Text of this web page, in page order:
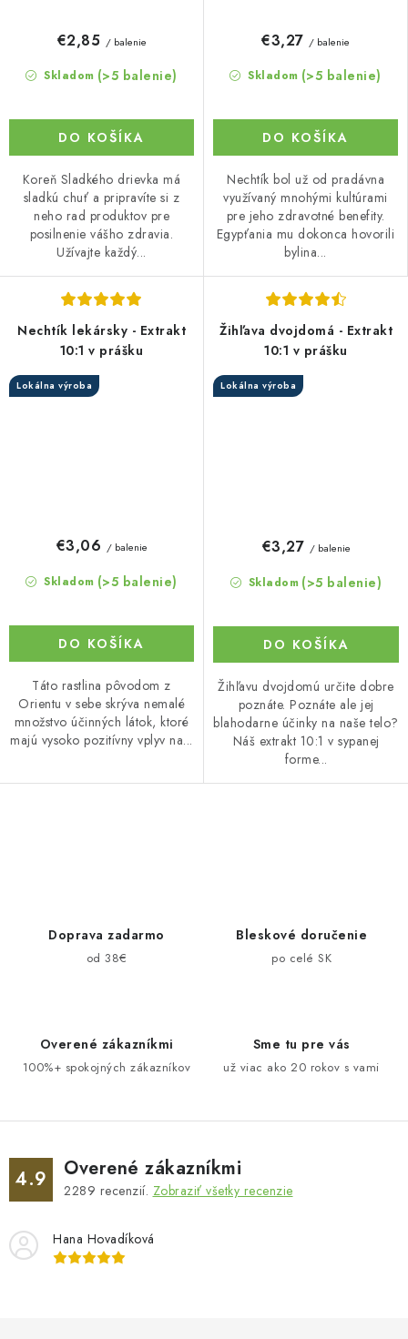
Skladom (>5 balenie)
€2,85 / balenie
DO KOŠÍKA
Koreň Sladkého drievka má
sladkú chuť a pripravíte si z
neho rad produktov pre
posilnenie vášho zdravia.
Užívajte každý...
Skladom (>5 balenie)
€3,27 / balenie
DO KOŠÍKA
Nechtík bol už od pradávna
využívaný mnohými kultúrami
pre jeho zdravotné benefity.
Egypťania mu dokonca hovorili
bylina...
Nechtík lekársky - Extrakt
10:1 v prášku
Lokálna výroba
Skladom (>5 balenie)
€3,06 / balenie
DO KOŠÍKA
Táto rastlina pôvodom z
Orientu v sebe skrýva nemalé
množstvo účinných látok, ktoré
majú vysoko pozitívny vplyv na...
Žihľava dvojdomá - Extrakt
10:1 v prášku
Lokálna výroba
Skladom (>5 balenie)
€3,27 / balenie
DO KOŠÍKA
Žihľavu dvojdomú určite dobre
poznáte. Poznáte ale jej
blahodarne účinky na naše telo?
Náš extrakt 10:1 v sypanej
forme...
k
v
ý
i
s
Doprava zadarmo
od 38€
Bleskové doručenie
po celé SK
Overené zákazníkmi
100%+ spokojných zákazníkov
Sme tu pre vás
už viac ako 20 rokov s vami
4.9 Overené zákazníkmi
2289 recenzií. Zobraziť všetky recenzie
Hana Hovadíková